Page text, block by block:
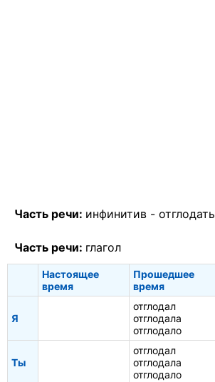
Часть речи: инфинитив - отглодать
Часть речи: глагол
Настоящее
время
Прошедшее
время
Я
отглодал
отглодала
отглодало
Ты
отглодал
отглодала
отглодало